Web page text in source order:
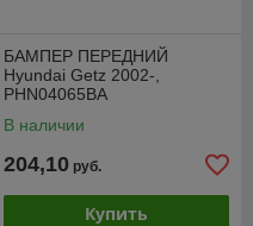
БАМПЕР ПЕРЕДНИЙ
Hyundai Getz 2002-,
PHN04065BA
В наличии
204,10 руб.
Купить